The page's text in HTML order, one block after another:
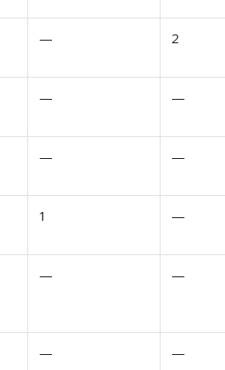
— 2
— —
— —
1 —
— —
— —